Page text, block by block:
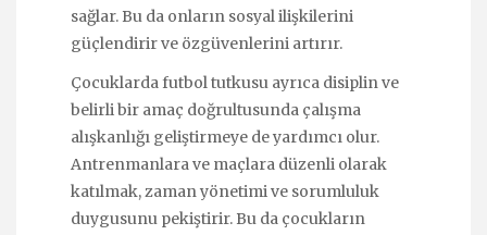
sağlar. Bu da onların sosyal ilişkilerini
güçlendirir ve özgüvenlerini artırır.
Çocuklarda futbol tutkusu ayrıca disiplin ve
belirli bir amaç doğrultusunda çalışma
alışkanlığı geliştirmeye de yardımcı olur.
Antrenmanlara ve maçlara düzenli olarak
katılmak, zaman yönetimi ve sorumluluk
duygusunu pekiştirir. Bu da çocukların